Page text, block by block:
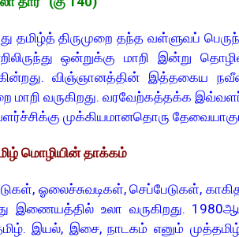
தமிழ்த் திருமுறை தந்த வள்ளுவப்
ஒன்றுக்கு மாறி இன்று
விஞ்ஞானத்தின் இத்தகைய
மாறி வருகிறது. வரவேற்கத்தக்க
முக்கியமானதொரு
மொழியின் தாக்கம்
ஓலைச்சுவடிகள், செப்பேடுகள்,
இணையத்தில் உலா வருகிறது.
இயல், இசை, நாடகம் எனும்